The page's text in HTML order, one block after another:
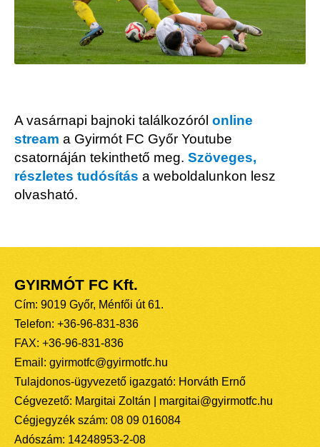
A vasárnapi bajnoki találkozóról online
stream a Gyirmót FC Győr Youtube
csatornáján tekinthető meg. Szöveges,
részletes tudósítás a weboldalunkon lesz
olvasható.
GYIRMÓT FC Kft.
Cím: 9019 Győr, Ménfői út 61.
Telefon: +36-96-831-836
FAX: +36-96-831-836
Email: gyirmotfc@gyirmotfc.hu
Tulajdonos-ügyvezető igazgató: Horváth Ernő
Cégvezető: Margitai Zoltán | margitai@gyirmotfc.hu
Cégjegyzék szám: 08 09 016084
Adószám: 14248953-2-08